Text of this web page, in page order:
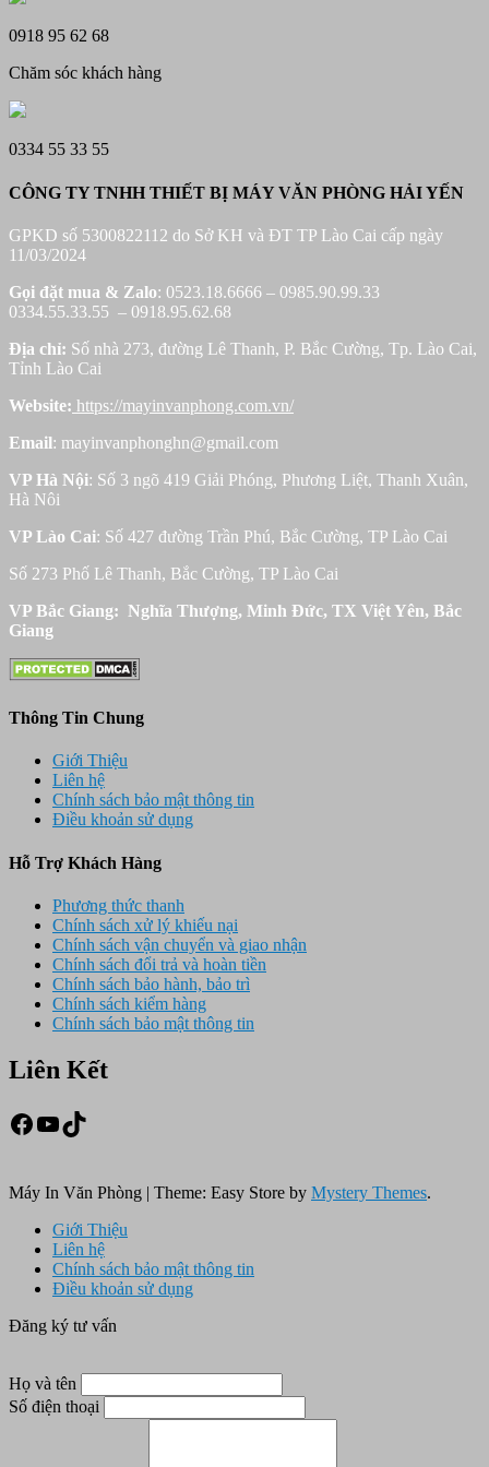
0918 95 62 68
Chăm sóc khách hàng
0334 55 33 55
CÔNG TY TNHH THIẾT BỊ MÁY VĂN PHÒNG HẢI YẾN
GPKD số 5300822112 do Sở KH và ĐT TP Lào Cai cấp ngày
11/03/2024
Gọi đặt mua & Zalo: 0523.18.6666 – 0985.90.99.33
0334.55.33.55 – 0918.95.62.68
Địa chỉ: Số nhà 273, đường Lê Thanh, P. Bắc Cường, Tp. Lào Cai,
Tỉnh Lào Cai
Website: https://mayinvanphong.com.vn/
Email: mayinvanphonghn@gmail.com
VP Hà Nội: Số 3 ngõ 419 Giải Phóng, Phương Liệt, Thanh Xuân,
Hà Nôi
VP Lào Cai: Số 427 đường Trần Phú, Bắc Cường, TP Lào Cai
Số 273 Phố Lê Thanh, Bắc Cường, TP Lào Cai
VP Bắc Giang: Nghĩa Thượng, Minh Đức, TX Việt Yên, Bắc
Giang
Thông Tin Chung
Giới Thiệu
Liên hệ
Chính sách bảo mật thông tin
Điều khoản sử dụng
Hỗ Trợ Khách Hàng
Phương thức thanh
Chính sách xử lý khiếu nại
Chính sách vận chuyển và giao nhận
Chính sách đổi trả và hoàn tiền
Chính sách bảo hành, bảo trì
Chính sách kiểm hàng
Chính sách bảo mật thông tin
Liên Kết
Facebook
Youtube
TikTok
Máy In Văn Phòng | Theme: Easy Store by Mystery Themes.
Giới Thiệu
Liên hệ
Chính sách bảo mật thông tin
Điều khoản sử dụng
Đăng ký tư vấn
Họ và tên
Số điện thoại